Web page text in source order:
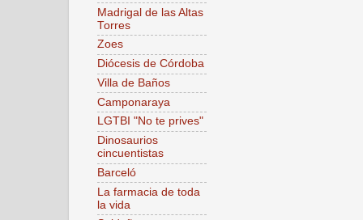
Madrigal de las Altas
Torres
Zoes
Diócesis de Córdoba
Villa de Baños
Camponaraya
LGTBI "No te prives"
Dinosaurios
cincuentistas
Barceló
La farmacia de toda
la vida